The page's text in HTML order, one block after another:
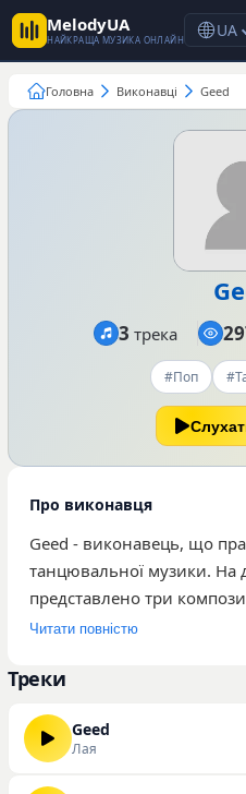
MelodyUA
НАЙКРАЩА МУЗИКА ОНЛАЙН UA
Головна Виконавці Geed
#Поп
3 трека
Про виконавця
Geed - виконавець, що
танцювальної музики. На
представлено три
сумарно набрали 149
«Дихай» та «Темно-синій».
перевагу динамічним
аранжуванням. Творчість
характеризується
Читати повністю
Треки
Geed
Лая